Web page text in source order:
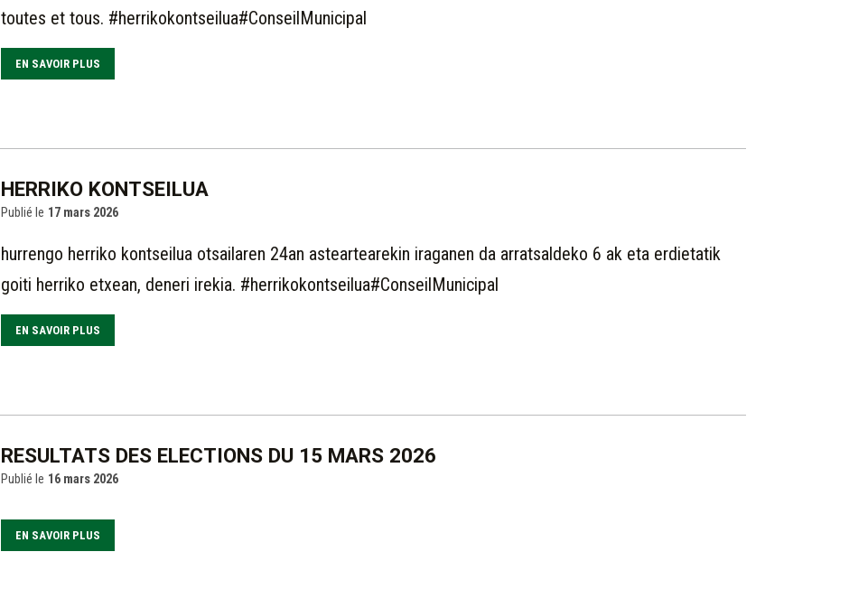
toutes et tous. #herrikokontseilua#ConseilMunicipal
EN SAVOIR PLUS
HERRIKO KONTSEILUA
Publié le 17 mars 2026
hurrengo herriko kontseilua otsailaren 24an asteartearekin iraganen da arratsaldeko 6 ak eta erdietatik
goiti herriko etxean, deneri irekia. #herrikokontseilua#ConseilMunicipal
EN SAVOIR PLUS
RESULTATS DES ELECTIONS DU 15 MARS 2026
Publié le 16 mars 2026
EN SAVOIR PLUS